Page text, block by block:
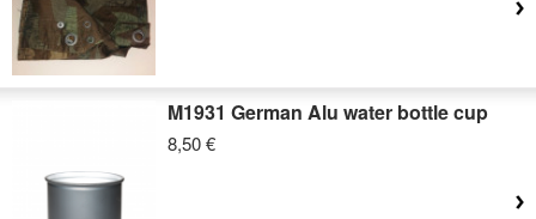
M1931 German Alu water bottle cup
8,50 €